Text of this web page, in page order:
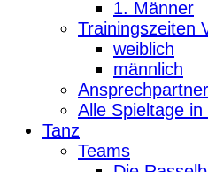
1. Männer
Trainingszeiten
weiblich
männlich
Alle Spieltage
Tanz
Teams